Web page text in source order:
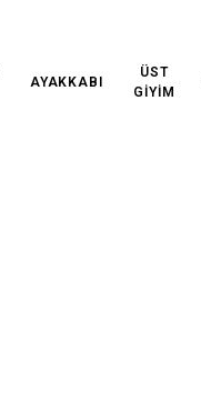
AYAKKABI
ÜST
GİYİM